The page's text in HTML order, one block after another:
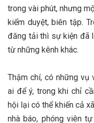
trong vài phút, nhưng
kiểm duyệt, biên tập.
đăng tải thì sự kiện đã
từ những kênh khác.
Thậm chí, có những vụ
ai để ý, trong khi chỉ
hội lại có thể khiến cả
nhà báo, phóng viên